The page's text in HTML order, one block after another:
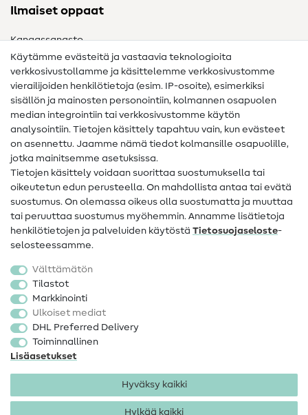
Ilmaiset oppaat
Kangassanasto
Ompelusanasto
Ompeluohjeet
Apua ja yhteystiedot
Yhteystiedot
Tietoa omistajanvaihdoksesta
FAQ
Peruutusoikeus
Suosittu
Kankaat
Ompelutarvikkeet
Ale
Käytämme evästeitä ja vastaavia teknologioita
verkkosivustollamme ja käsittelemme verkkosivustomme
vierailijoiden henkilötietoja (esim. IP-osoite), esimerkiksi
sisällön ja mainosten personointiin, kolmannen osapuolen
median integrointiin tai verkkosivustomme käytön
analysointiin. Tietojen käsittely tapahtuu vain, kun evästeet
on asennettu. Jaamme nämä tiedot kolmansille osapuolille,
jotka mainitsemme asetuksissa.
Tietojen käsittely voidaan suorittaa suostumuksella tai
oikeutetun edun perusteella. On mahdollista antaa tai evätä
suostumus. On olemassa oikeus olla suostumatta ja muuttaa
tai peruuttaa suostumus myöhemmin. Annamme lisätietoja
henkilötietojen ja palveluiden käytöstä Tietosuojaseloste-
selosteessamme.
Välttämätön
Tilastot
Markkinointi
Ulkoiset mediat
DHL Preferred Delivery
Toiminnallinen
Lisäasetukset
Hyväksy kaikki
Hylkää kaikki